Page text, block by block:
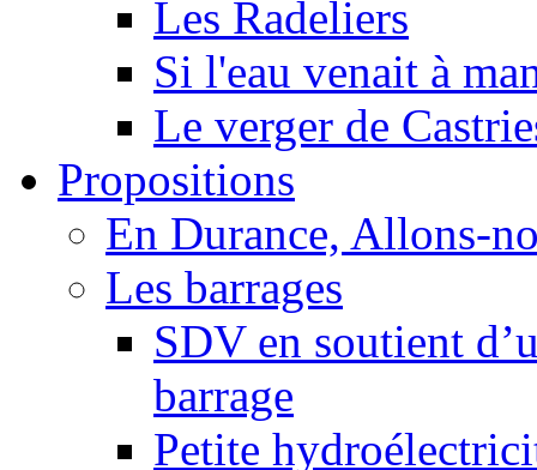
Les Radeliers
Si l'eau venait à
Le verger de
Propositions
En Durance, Allons-
Les barrages
SDV en soutient
barrage
Petite